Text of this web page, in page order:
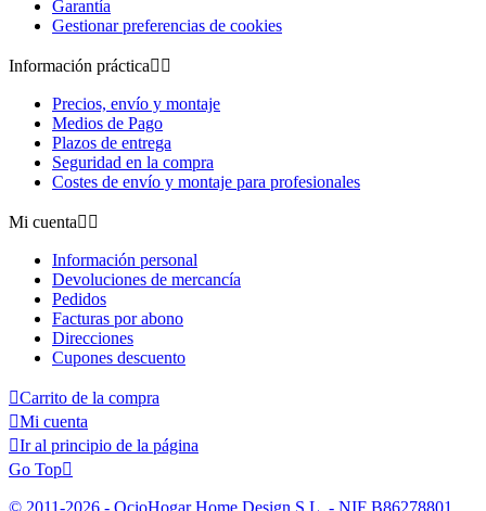
Garantía
Gestionar preferencias de cookies
Información práctica 
Precios, envío y montaje
Medios de Pago
Plazos de entrega
Seguridad en la compra
Costes de envío y montaje para profesionales
Mi cuenta 
Información personal
Devoluciones de mercancía
Pedidos
Facturas por abono
Direcciones
Cupones descuento
Carrito de la compra
Mi cuenta
Ir al principio de la página
Go Top
© 2011-2026 - OcioHogar Home Design S.L. - NIF B86278801